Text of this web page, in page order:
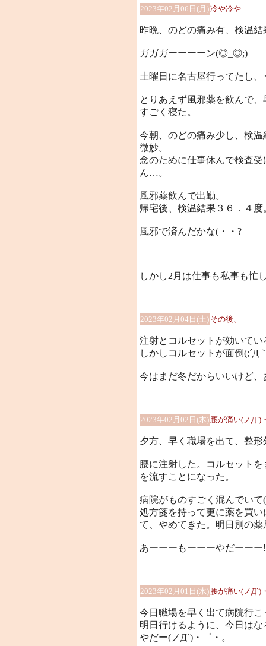
2023年02月06日(月)冷や冷や
昨晩、のどの痛み有、検温結
ガガガーーーーン(◎_◎;)
土曜日に名古屋行ってたし
とりあえず風邪薬を飲んで
すごく寝た。
今朝、のどの痛み少し、検温
微妙。
念のために仕事休んで検査
ん…。
風邪薬飲んで出勤。
帰宅後、検温結果３６．４度
風邪で済んだかな(・・?
しかし2月は仕事も私事も忙
2023年02月04日(土) その後、
注射とコルセットが効いて
しかしコルセットが面倒(;´Д
今はまだ冬だからいいけど
2023年02月02日(木) 腰が痛い(ノД`)
夕方、早く職場を出て、整
腰に注射した。コルセット
を流すことになった。
病院がものすごく混んでい
処方箋を持って更に薬を買
て、やめてきた。明日別の薬
あーーーもーーーやだーー
2023年02月01日(水) 腰が痛い(ノД`)
今日職場を早く出て病院行
明日行けるように、今日は
やだー(ノД`)・゜・。